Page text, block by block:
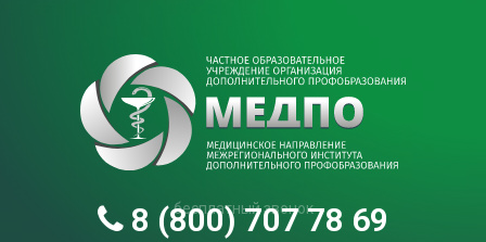
бесплатный звонок
8 (800) 707 78 69